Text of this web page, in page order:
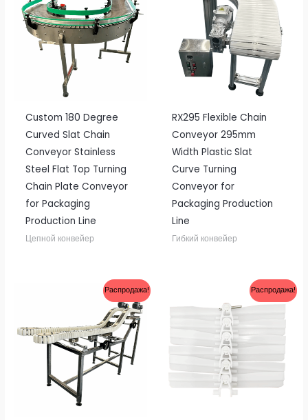
Custom 180 Degree
Curved Slat Chain
Conveyor Stainless
Steel Flat Top Turning
Chain Plate Conveyor
for Packaging
Production Line
Цепной конвейер
RX295 Flexible Chain
Conveyor 295mm
Width Plastic Slat
Curve Turning
Conveyor for
Packaging Production
Line
Гибкий конвейер
Распродажа! Распродажа!